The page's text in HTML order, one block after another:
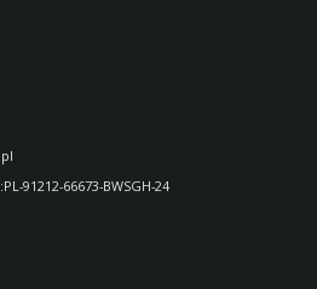
91212-66673-BWSGH-24